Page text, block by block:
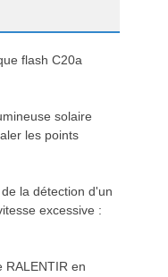
flash C20a
solaire
les points
la détection d'un
excessive :
RALENTIR en